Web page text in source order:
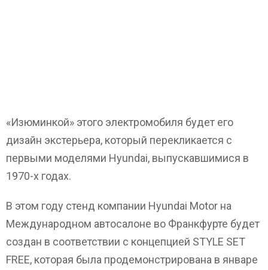
«Изюминкой» этого электромобиля будет его
дизайн экстерьера, который перекликается с
первыми моделями Hyundai, выпускавшимися в
1970-х годах.
В этом году стенд компании Hyundai Motor на
Международном автосалоне во Франкфурте будет
создан в соответствии с концепцией STYLE SET
FREE, которая была продемонстрирована в январе